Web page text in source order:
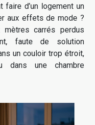
faire d’un logement un
aux effets de mode ?
mètres carrés perdus
faute de solution
un couloir trop étroit,
dans une chambre